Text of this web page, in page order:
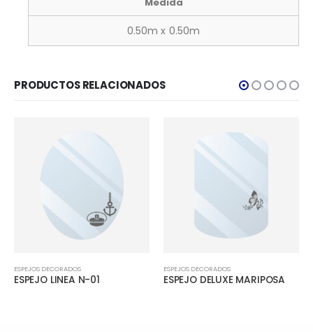
0.50m x 0.50m
PRODUCTOS RELACIONADOS
ESPEJOS DECORADOS
ESPEJO LINEA N-01
ESPEJOS DECORADOS
ESPEJO DELUXE MARIPOSA